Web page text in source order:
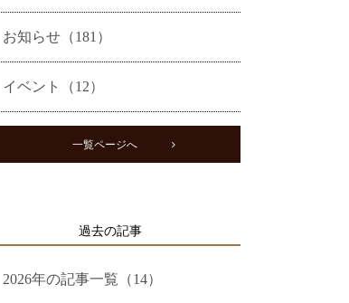
お知らせ（181）
イベント（12）
一覧ページへ
過去の記事
2026年の記事一覧（14）